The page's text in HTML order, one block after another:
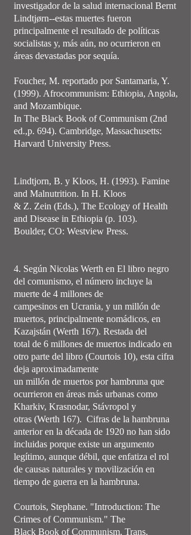
investigador de la salud internacional Bernt
Lindtjørn--estas muertes fueron
principalmente el resultado de políticas
socialistas y, más aún, no ocurrieron en
áreas devastadas por sequía.
Foucher, M. reportado por Santamaria, Y.
(1999). Afrocommunism: Ethiopia, Angola,
and Mozambique.
In The Black Book of Communism (2nd
ed.,p. 694). Cambridge, Massachusetts:
Harvard University Press.
Lindtjorn, B. y Kloos, H. (1993). Famine
and Malnutrition. In H. Kloos
& Z. Zein (Eds.), The Ecology of Health
and Disease in Ethiopia (p. 103).
Boulder, CO: Westview Press.
4. Según Nicolas Werth en El libro negro
del comunismo, el número incluye la
muerte de 4 millones de
campesinos en Ucrania, y un millón de
muertos, principalmente nomádicos, en
Kazajstán (Werth 167). Restada del
total de 6 millones de muertos indicado en
otro parte del libro (Courtois 10), esta cifra
deja aproximadamente
un millón de muertos por hambruna que
ocurrieron en áreas más urbanas como
Kharkiv, Krasnodar, Stávropol y
otras (Werth 167). Cifras de la hambruna
anterior en la década de 1920 no han sido
incluidas porque existe un argumento
legítimo, aunque débil, que enfatiza el rol
de causas naturales y movilización en
tiempo de guerra en la hambruna.
Courtois, Stephane. "Introduction: The
Crimes of Communism." The
Black Book of Communism. Trans.